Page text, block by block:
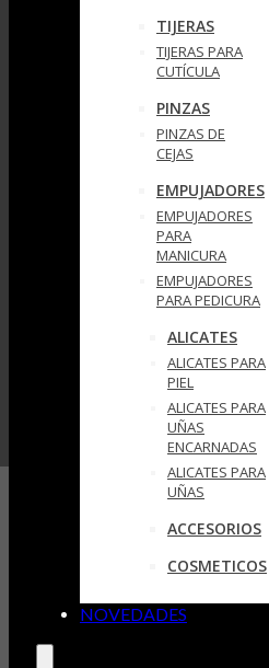
TIJERAS
TIJERAS PARA
CUTÍCULA
PINZAS
PINZAS DE
CEJAS
EMPUJADORES
EMPUJADORES
PARA
MANICURA
EMPUJADORES
PARA PEDICURA
ALICATES
ALICATES PARA
PIEL
ALICATES PARA
UÑAS
ENCARNADAS
ALICATES PARA
UÑAS
ACCESORIOS
COSMETICOS
NOVEDADES